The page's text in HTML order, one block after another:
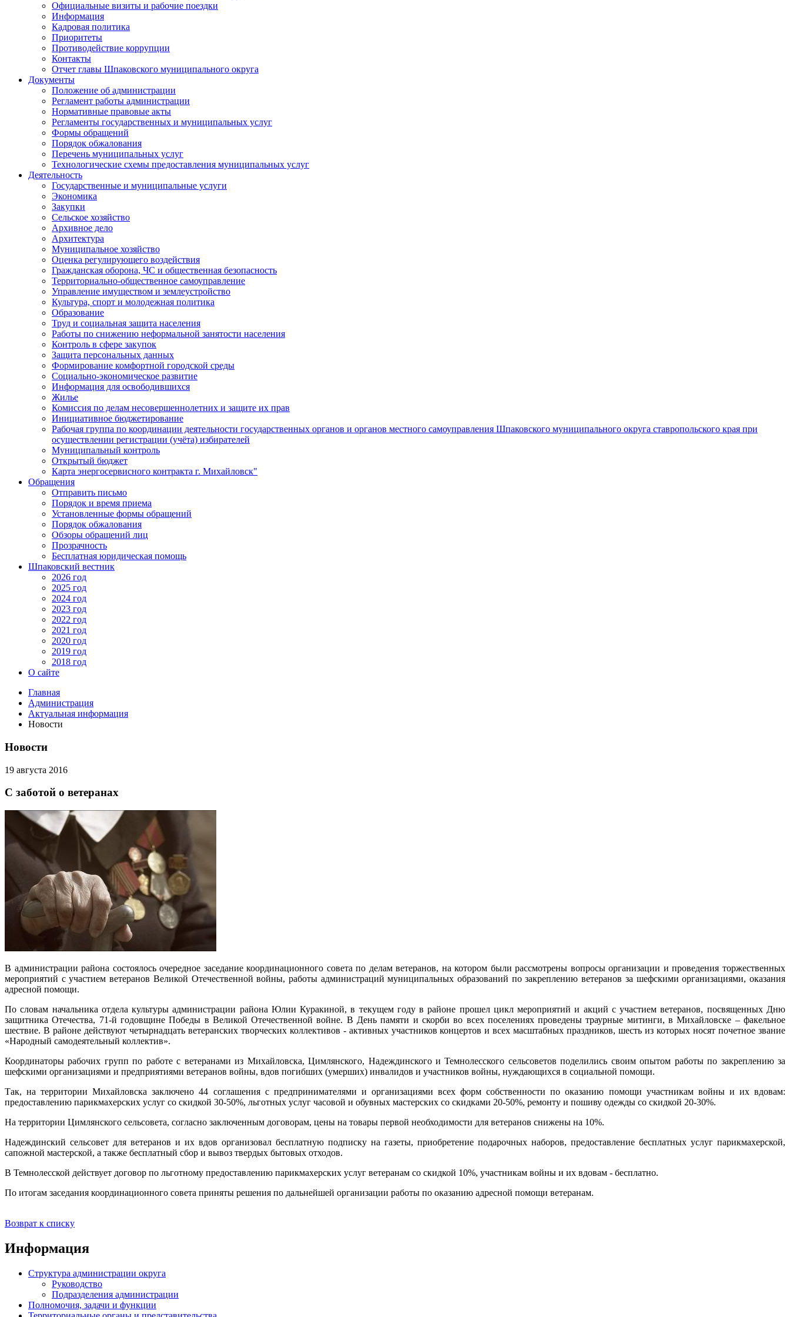
Официальные визиты и рабочие поездки
Информация
Кадровая политика
Приоритеты
Противодействие коррупции
Контакты
Отчет главы Шпаковского муниципального округа
Документы
Положение об администрации
Регламент работы администрации
Нормативные правовые акты
Регламенты государственных и муниципальных услуг
Формы обращений
Порядок обжалования
Перечень муниципальных услуг
Технологические схемы предоставления муниципальных услуг
Деятельность
Государственные и муниципальные услуги
Экономика
Закупки
Сельское хозяйство
Архивное дело
Архитектура
Муниципальное хозяйство
Оценка регулирующего воздействия
Гражданская оборона, ЧС и общественная безопасность
Территориально-общественное самоуправление
Управление имуществом и землеустройство
Культура, спорт и молодежная политика
Образование
Труд и социальная защита населения
Работы по снижению неформальной занятости населения
Контроль в сфере закупок
Защита персональных данных
Формирование комфортной городской среды
Социально-экономическое развитие
Информация для освободившихся
Жилье
Комиссия по делам несовершеннолетних и защите их прав
Инициативное бюджетирование
Рабочая группа по координации деятельности государственных органов и органов местного самоуправления Шпаковского муниципального округа ставропольского края при
осуществлении регистрации (учёта) избирателей
Муниципальный контроль
Открытый бюджет
Карта энергосервисного контракта г. Михайловск"
Обращения
Отправить письмо
Порядок и время приема
Установленные формы обращений
Порядок обжалования
Обзоры обращений лиц
Прозрачность
Бесплатная юридическая помощь
Шпаковский вестник
2026 год
2025 год
2024 год
2023 год
2022 год
2021 год
2020 год
2019 год
2018 год
О сайте
Главная
Администрация
Актуальная информация
Новости
Новости
19 августа 2016
С заботой о ветеранах
В администрации района состоялось очередное заседание координационного совета по делам ветеранов, на котором были рассмотрены вопросы организации и проведения торжественных
мероприятий с участием ветеранов Великой Отечественной войны, работы администраций муниципальных образований по закреплению ветеранов за шефскими организациями, оказания
адресной помощи.
По словам начальника отдела культуры администрации района Юлии Куракиной, в текущем году в районе прошел цикл мероприятий и акций с участием ветеранов, посвященных Дню
защитника Отечества, 71-й годовщине Победы в Великой Отечественной войне. В День памяти и скорби во всех поселениях проведены траурные митинги, в Михайловске – факельное
шествие. В районе действуют четырнадцать ветеранских творческих коллективов - активных участников концертов и всех масштабных праздников, шесть из которых носят почетное звание
«Народный самодеятельный коллектив».
Координаторы рабочих групп по работе с ветеранами из Михайловска, Цимлянского, Надеждинского и Темнолесского сельсоветов поделились своим опытом работы по закреплению за
шефскими организациями и предприятиями ветеранов войны, вдов погибших (умерших) инвалидов и участников войны, нуждающихся в социальной помощи.
Так, на территории Михайловска заключено 44 соглашения с предпринимателями и организациями всех форм собственности по оказанию помощи участникам войны и их вдовам:
предоставлению парикмахерских услуг со скидкой 30-50%, льготных услуг часовой и обувных мастерских со скидками 20-50%, ремонту и пошиву одежды со скидкой 20-30%.
На территории Цимлянского сельсовета, согласно заключенным договорам, цены на товары первой необходимости для ветеранов снижены на 10%.
Надеждинский сельсовет для ветеранов и их вдов организовал бесплатную подписку на газеты, приобретение подарочных наборов, предоставление бесплатных услуг парикмахерской,
сапожной мастерской, а также бесплатный сбор и вывоз твердых бытовых отходов.
В Темнолесской действует договор по льготному предоставлению парикмахерских услуг ветеранам со скидкой 10%, участникам войны и их вдовам - бесплатно.
По итогам заседания координационного совета приняты решения по дальнейшей организации работы по оказанию адресной помощи ветеранам.
Возврат к списку
Информация
Структура администрации округа
Руководство
Подразделения администрации
Полномочия, задачи и функции